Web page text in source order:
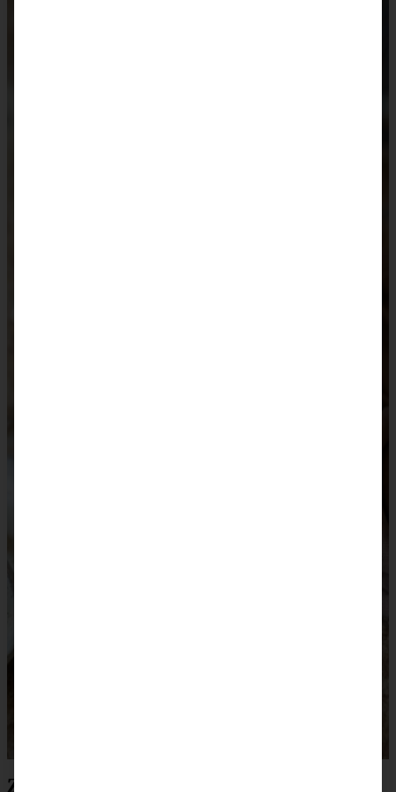
Zutaten Torta Caprese – italienischer